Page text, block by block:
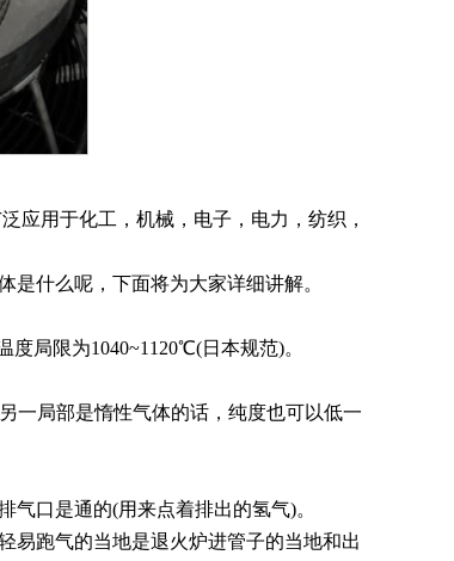
应用于化工，机械，电子，电力，纺织，
什么呢，下面将为大家详细讲解。
局限为1040~1120℃(日本规范)。
局部是惰性气体的话，纯度也可以低一
口是通的(用来点着排出的氢气)。
跑气的当地是退火炉进管子的当地和出